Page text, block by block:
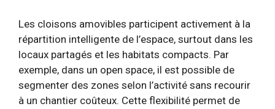
Les cloisons amovibles participent activement à la
répartition intelligente de l’espace, surtout dans les
locaux partagés et les habitats compacts. Par
exemple, dans un open space, il est possible de
segmenter des zones selon l’activité sans recourir
à un chantier coûteux. Cette flexibilité permet de